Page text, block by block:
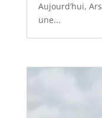
Aujourd’hui,
une...